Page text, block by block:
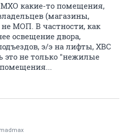
какие-то помещения,
(магазины,
МОП. В частности, как
освещение двора,
э/э на лифты, ХВС
это не только "нежилые
madmax